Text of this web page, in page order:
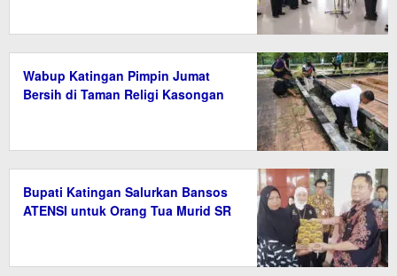
Wabup Katingan Pimpin Jumat
Bersih di Taman Religi Kasongan
Bupati Katingan Salurkan Bansos
ATENSI untuk Orang Tua Murid SR